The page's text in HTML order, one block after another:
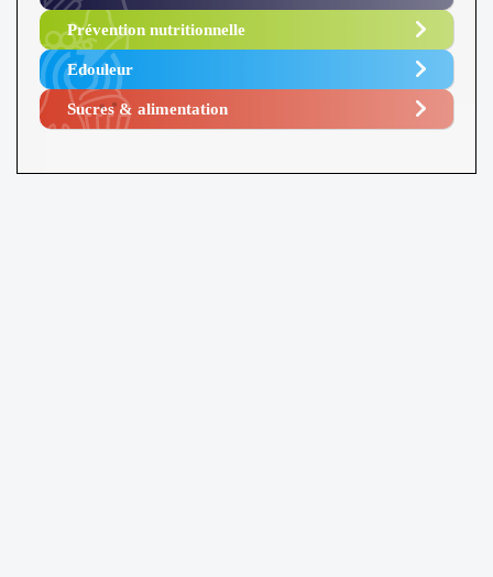
Prévention nutritionnelle
Edouleur​
Sucres & alimentation​